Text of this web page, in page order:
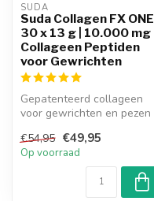
SUDA
Suda Collagen FX ONE
30 x 13 g | 10.000 mg
Collageen Peptiden
voor Gewrichten
Gepatenteerd collageen
voor gewrichten en pezen
een produ...
€54,95 €49,95
Op voorraad